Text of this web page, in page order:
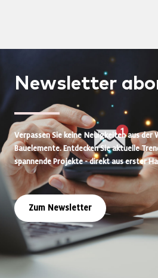
Newsletter
Verpassen Sie keine Neuigkeiten aus der
Bauelemente. Entdecken Sie aktuelle
spannende Projekte - direkt aus erster
Zum Newsletter